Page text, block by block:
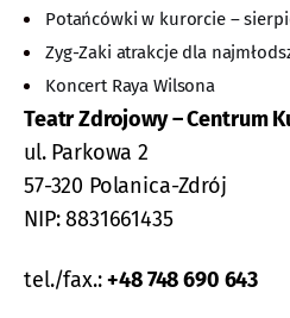
Potańcówki w kurorcie –
Zyg-Zaki atrakcje dla
Koncert Raya Wilsona
Teatr Zdrojowy – Centrum
ul. Parkowa 2
57-320 Polanica-Zdrój
NIP: 8831661435
tel./fax.:+48 748 690 643